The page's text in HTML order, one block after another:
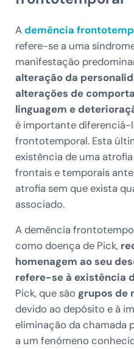
Ademência
refere-se a uma
manifestação
alteração da
alterações de
linguagem e
é importante diferenciá-
frontotemporal. Esta
existência de uma
frontais e temporais
atrofia sem que exista
associado.
A demência
como doença de Pick,
homenagem ao seu
refere-se à existência
Pick, que são grupos de
devido ao depósito e à
eliminação da chamada
a um fenómeno